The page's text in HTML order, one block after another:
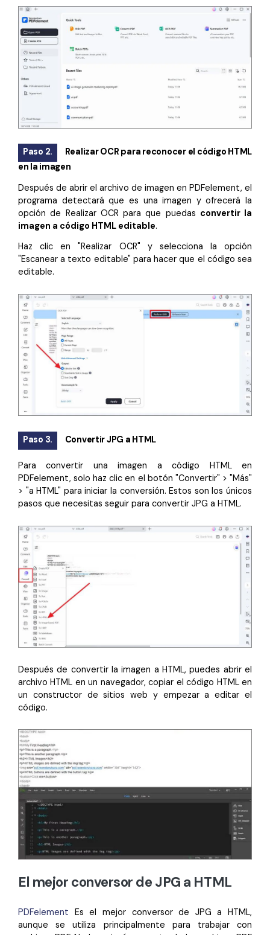
Paso 2.
Realizar OCR para reconocer el código HTML
en la imagen
Después de abrir el archivo de imagen en PDFelement, el
programa detectará que es una imagen y ofrecerá la
opción de Realizar OCR para que puedas convertir la
imagen a código HTML editable.
Haz clic en "Realizar OCR" y selecciona la opción
"Escanear a texto editable" para hacer que el código sea
editable.
Paso 3. Convertir JPG a HTML
Para convertir una imagen a código HTML en
PDFelement, solo haz clic en el botón "Convertir" > "Más"
> "a HTML" para iniciar la conversión. Estos son los únicos
pasos que necesitas seguir para convertir JPG a HTML.
Después de convertir la imagen a HTML, puedes abrir el
archivo HTML en un navegador, copiar el código HTML en
un constructor de sitios web y empezar a editar el
código.
El mejor conversor de JPG a HTML
PDFelement Es el mejor conversor de JPG a HTML,
aunque se utiliza principalmente para trabajar con